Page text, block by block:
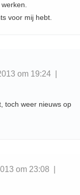
voor mij hebt.
om 19:24 |
toch weer nieuws op
om 23:08 |